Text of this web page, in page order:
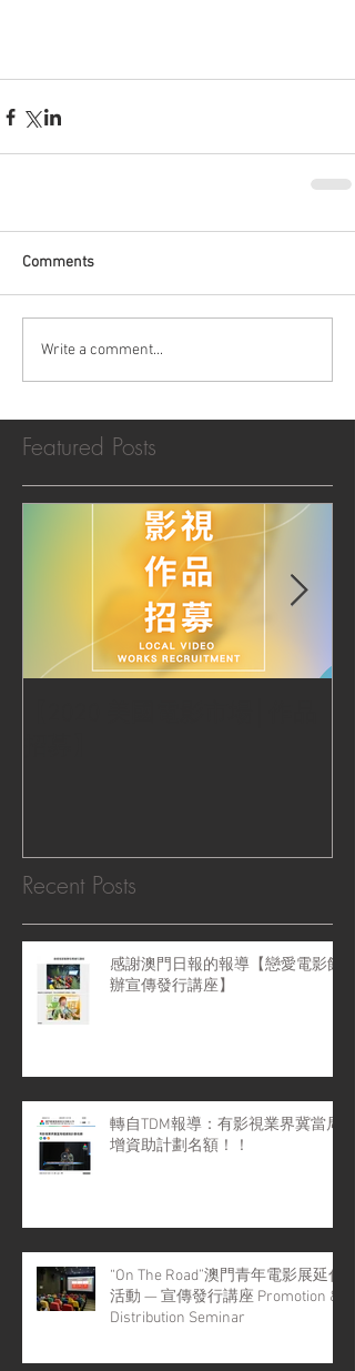
Comments
Write a comment...
Featured Posts
Recent Posts
感謝澳門日報的報導【戀愛電影館
辦宣傳發行講座】
轉自TDM報導：有影視業界冀當局
增資助計劃名額！！
“On The Road”澳門青年電影展延伸
活動 — 宣傳發行講座 Promotion &
Distribution Seminar